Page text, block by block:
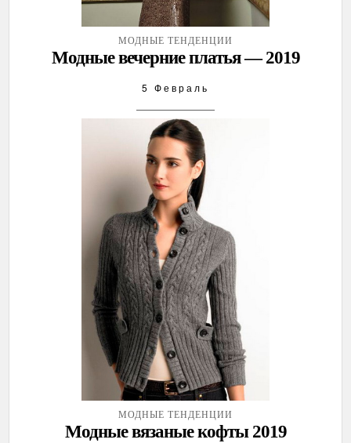
МОДНЫЕ ТЕНДЕНЦИИ
Модные вечерние платья — 2019
5 Февраль
МОДНЫЕ ТЕНДЕНЦИИ
Модные вязаные кофты 2019